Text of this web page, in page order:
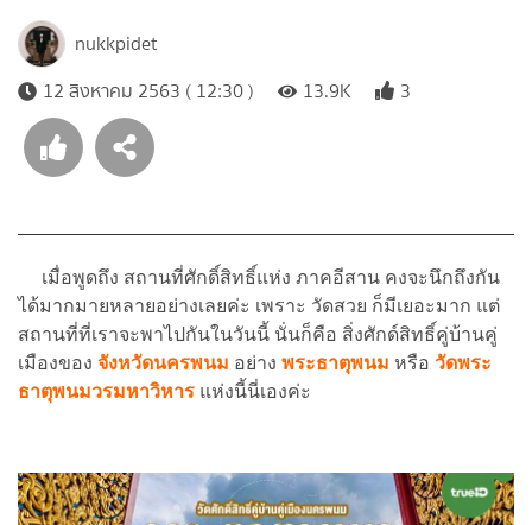
nukkpidet
12 สิงหาคม 2563 ( 12:30 )
13.9K 3
เมื่อพูดถึง สถานที่ศักดิ์สิทธิ์แห่ง ภาคอีสาน คงจะนึกถึงกัน
ได้มากมายหลายอย่างเลยค่ะ เพราะ วัดสวย ก็มีเยอะมาก แต่
สถานที่ที่เราจะพาไปกันในวันนี้ นั่นก็คือ สิ่งศักด์สิทธิ์คู่บ้านคู่
เมืองของ จังหวัดนครพนม อย่าง พระธาตุพนม หรือ วัดพระ
ธาตุพนมวรมหาวิหาร แห่งนี้นี่เองค่ะ